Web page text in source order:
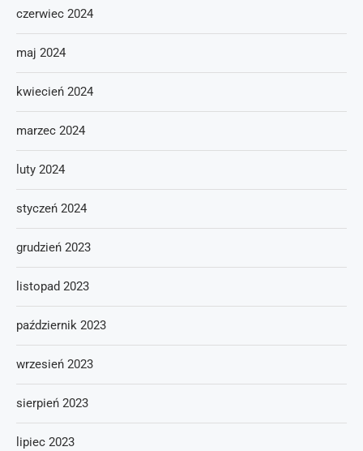
czerwiec 2024
maj 2024
kwiecień 2024
marzec 2024
luty 2024
styczeń 2024
grudzień 2023
listopad 2023
październik 2023
wrzesień 2023
sierpień 2023
lipiec 2023